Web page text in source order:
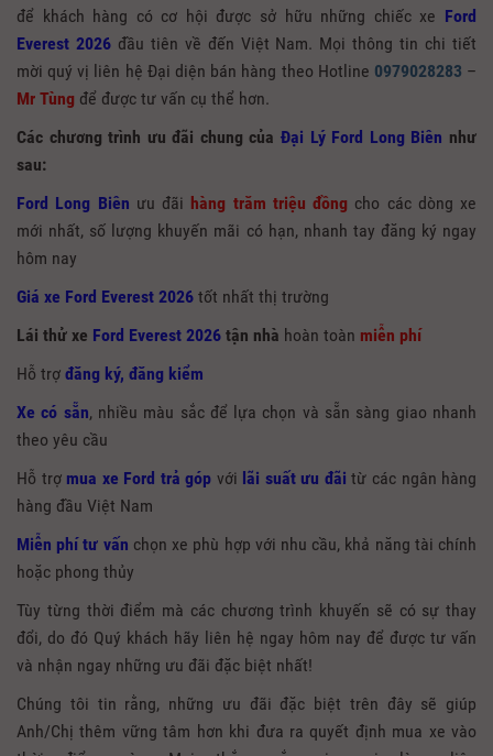
để khách hàng có cơ hội được sở hữu những chiếc xe Ford
Everest 2026đầu tiên về đến Việt Nam. Mọi thông tin chi tiết
mời quý vị liên hệ Đại diện bán hàng theo Hotline 0979028283 –
Mr Tùng để được tư vấn cụ thể hơn.
Các chương trình ưu đãi chung củaĐại Lý Ford Long Biên như
sau:
Ford Long Biên ưu đãi hàng trăm triệu đồng cho các dòng xe
mới nhất, số lượng khuyến mãi có hạn, nhanh tay đăng ký ngay
hôm nay
Giá xe Ford Everest 2026 tốt nhất thị trường
Lái thử xe Ford Everest 2026 tận nhà hoàn toàn miễn phí
Hỗ trợ đăng ký, đăng kiểm
Xe có sẵn, nhiều màu sắc để lựa chọn và sẵn sàng giao nhanh
theo yêu cầu
Hỗ trợ mua xe Ford trả góp với lãi suất ưu đãi từ các ngân hàng
hàng đầu Việt Nam
Miễn phí tư vấn chọn xe phù hợp với nhu cầu, khả năng tài chính
hoặc phong thủy
Tùy từng thời điểm mà các chương trình khuyến sẽ có sự thay
đổi, do đó Quý khách hãy liên hệ ngay hôm nay để được tư vấn
và nhận ngay những ưu đãi đặc biệt nhất!
Chúng tôi tin rằng, những ưu đãi đặc biệt trên đây sẽ giúp
Anh/Chị thêm vững tâm hơn khi đưa ra quyết định mua xe vào